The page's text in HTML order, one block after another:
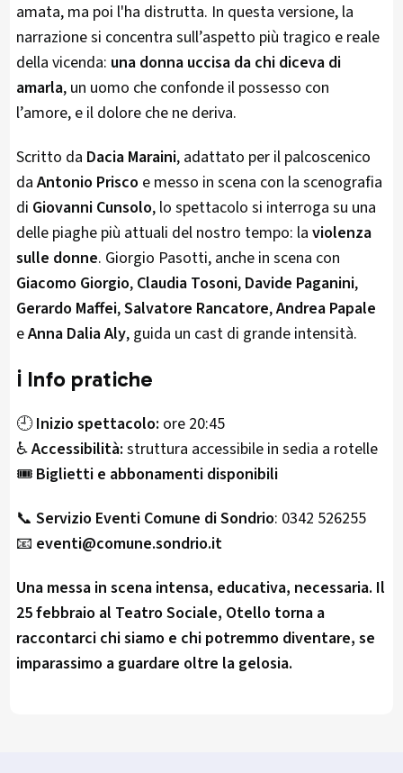
amata, ma poi l'ha distrutta. In questa versione, la
narrazione si concentra sull’aspetto più tragico e reale
della vicenda: una donna uccisa da chi diceva di
amarla, un uomo che confonde il possesso con
l’amore, e il dolore che ne deriva.
Scritto da Dacia Maraini, adattato per il palcoscenico
daAntonio Prisco e messo in scena con la scenografia
di Giovanni Cunsolo, lo spettacolo si interroga su una
delle piaghe più attuali del nostro tempo: la violenza
sulle donne. Giorgio Pasotti, anche in scena con
Giacomo Giorgio, Claudia Tosoni, Davide Paganini,
Gerardo Maffei,Salvatore Rancatore,Andrea Papale
eAnna Dalia Aly, guida un cast di grande intensità.
ℹ️ Info pratiche
🕘Inizio spettacolo: ore 20:45
♿Accessibilità: struttura accessibile in sedia a rotelle
🎟️ Biglietti e abbonamenti disponibili
📞 Servizio Eventi Comune di Sondrio: 0342 526255
📧 eventi@comune.sondrio.it
Una messa in scena intensa, educativa, necessaria. Il
25 febbraio al Teatro Sociale, Otello torna a
raccontarci chi siamo e chi potremmo diventare, se
imparassimo a guardare oltre la gelosia.